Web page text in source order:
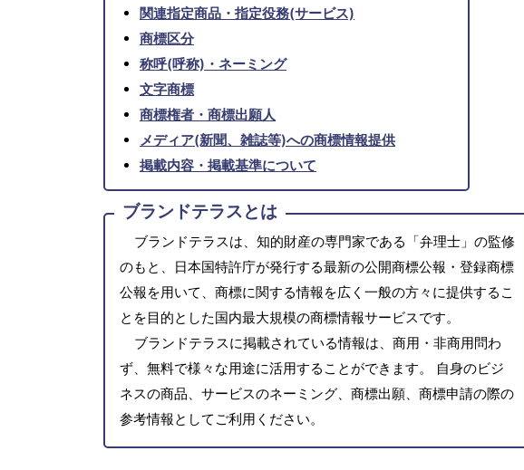
関連指定商品・指定役務(サービス)
商標区分
称呼(呼称)・ネーミング
文字商標
商標権者・商標出願人
メディア(新聞、雑誌等)への商標情報提供
掲載内容・掲載基準について
ブランドテラスとは
ブランドテラスは、知的財産の専門家である「弁理士」の監修
のもと、日本国特許庁が発行する最新の公開商標公報・登録商標
公報を用いて、商標に関する情報を広く一般の方々に提供するこ
とを目的とした国内最大規模の商標情報サービスです。
ブランドテラスに掲載されている情報は、商用・非商用問わ
ず、無料で様々な用途に活用することができます。 自身のビジ
ネスの商品、サービスのネーミング、商標出願、商標申請の際の
参考情報としてご利用ください。